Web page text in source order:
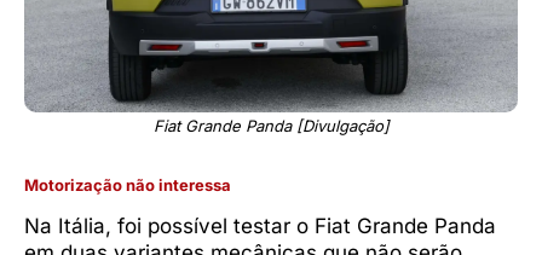
Fiat Grande Panda [Divulgação]
Motorização não interessa
Na Itália, foi possível testar o Fiat Grande Panda